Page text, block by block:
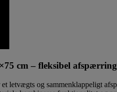
cm – fleksibel
et letvægts og sammenklappeligt